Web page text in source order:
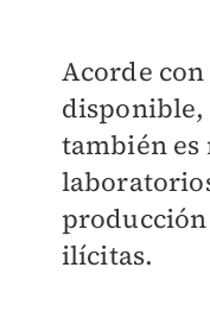
Acorde
disponible,
también es
ilícitas.